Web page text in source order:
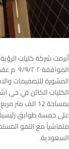
المشورة للتصميمات
الكليات الكائن في حي
على خمسة طوابق رئيسية
متماشياً مع النمو
السعودية.